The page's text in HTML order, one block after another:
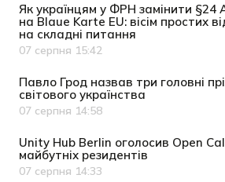
Як українцям у ФРН замінити §24
на Blaue Karte EU: вісім простих
на складні питання
Дата публікації
07 серпня 15:42
Павло Грод назвав три головні
світового українства
Дата публікації
07 серпня 14:58
Unity Hub Berlin оголосив Open
майбутніх резидентів
Дата публікації
07 серпня 14:33